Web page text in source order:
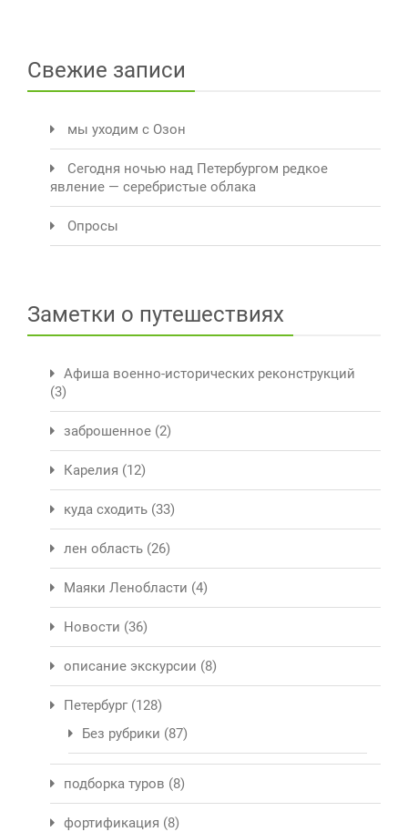
Свежие записи
мы уходим с Озон
Сегодня ночью над Петербургом редкое
явление — серебристые облака
Опросы
Заметки о путешествиях
Афиша военно-исторических реконструкций
(3)
заброшенное (2)
Карелия (12)
куда сходить (33)
лен область (26)
Маяки Ленобласти (4)
Новости (36)
описание экскурсии (8)
Петербург (128)
Без рубрики (87)
подборка туров (8)
фортификация (8)